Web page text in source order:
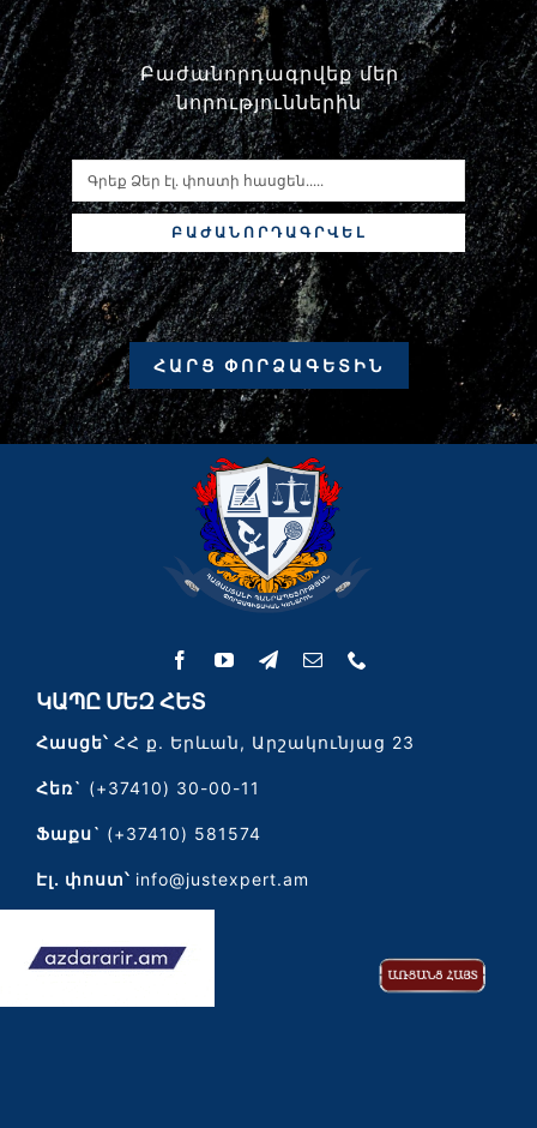
Բաժանորդագրվեք մեր
նորություններին
ԲԱԺԱՆՈՐԴԱԳՐՎԵԼ
ՀԱՐՑ ՓՈՐՁԱԳԵՏԻՆ
ԿԱՊԸ ՄԵԶ ՀԵՏ
Հասցե՝ՀՀ ք. Երևան, Արշակունյաց 23
Հեռ` (+37410) 30-00-11
Ֆաքս` (+37410) 581574
Էլ․ փոստ՝ info@justexpert.am